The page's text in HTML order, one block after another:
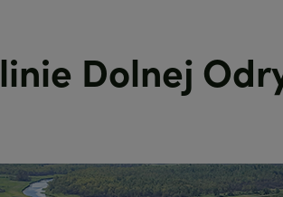
Dolnej